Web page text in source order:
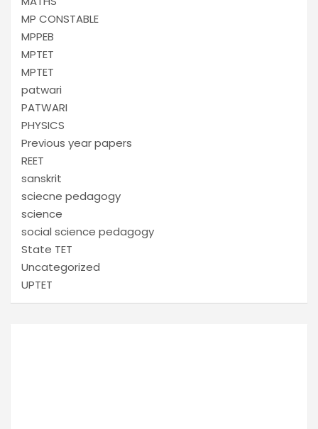
MP CONSTABLE
MPPEB
MPTET
MPTET
patwari
PATWARI
PHYSICS
Previous year papers
REET
sanskrit
sciecne pedagogy
science
social science pedagogy
State TET
Uncategorized
UPTET